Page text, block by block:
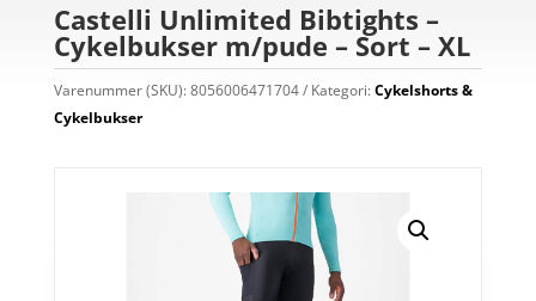
Castelli Unlimited Bibtights –
Cykelbukser m/pude – Sort – XL
Varenummer (SKU):8056006471704 Kategori:Cykelshorts &
Cykelbukser